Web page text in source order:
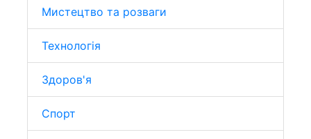
Мистецтво та розваги
Технологія
Здоров'я
Спорт